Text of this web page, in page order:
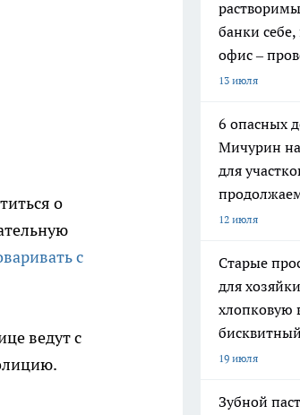
о
с
ведут с
банки
офис –
13 июля
6 опасных
Мичурин
для
12 июля
Старые
для
хлопковую
19 июля
Зубной